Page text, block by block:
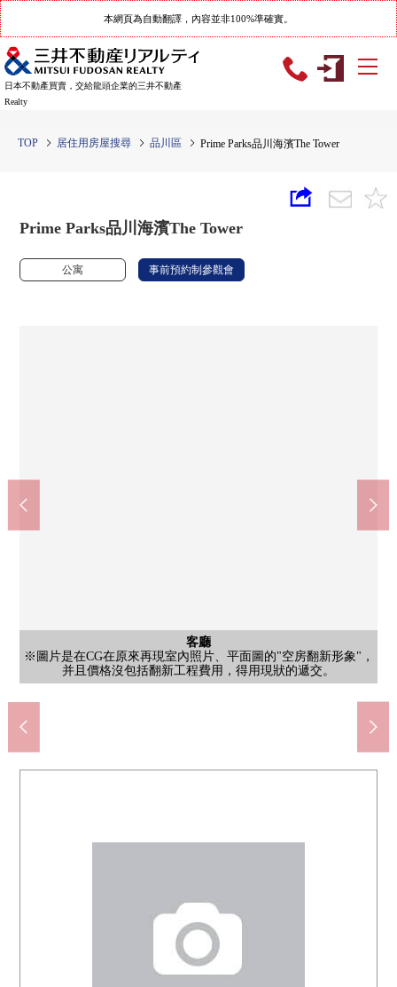
本網頁為自動翻譯，內容並非100%準確實。
日本不動產買賣，交給龍頭企業的三井不動產
Realty
TOP 居住用房屋搜尋 品川區 Prime Parks品川海濱The Tower
Prime Parks品川海濱The Tower
公寓 事前預約制參觀會
客廳
※圖片是在CG在原來再現室內照片、平面圖的"空房翻新形象"，
并且價格沒包括翻新工程費用，得用現狀的遞交。
外觀
外觀
客廳
※圖片是在CG在原來再現室內照片、平面圖的"空房翻新形象"，
并且價格沒包括翻新工程費用，得用現狀的遞交。
客廳
※圖片是在CG在原來再現室內照片、平面圖的"空房翻新形象"，
并且價格沒包括翻新工程費用，得用現狀的遞交。
西式房間
※圖片是在CG在原來再現室內照片、平面圖的"空房翻新形象"，
并且價格沒包括翻新工程費用，得用現狀的遞交。
西式房間
※圖片是在CG在原來再現室內照片、平面圖的"空房翻新形象"，
并且價格沒包括翻新工程費用，得用現狀的遞交。
公共汽車
公共汽車
洗臉
洗臉
洗臉
洗臉
洗臉
洗臉
廚房
廚房
廚房
廚房
廁所
廁所
廁所
廁所
收納
收納
門口
門口
門口
門口
風景
來自陽台的風景
風景
風景
風景
在2026年6月出自賣主的拍攝
風景
在2026年6月出自賣主的拍攝
陽台
陽台
門口
門口
共有部分
共用走廊
其他
名牌
入口
入口
入口
入口
共有部分
電梯間
外觀
外觀
外觀
外觀
外觀
從天橋方向拍攝
7-Eleven品川海濱店(約10m)